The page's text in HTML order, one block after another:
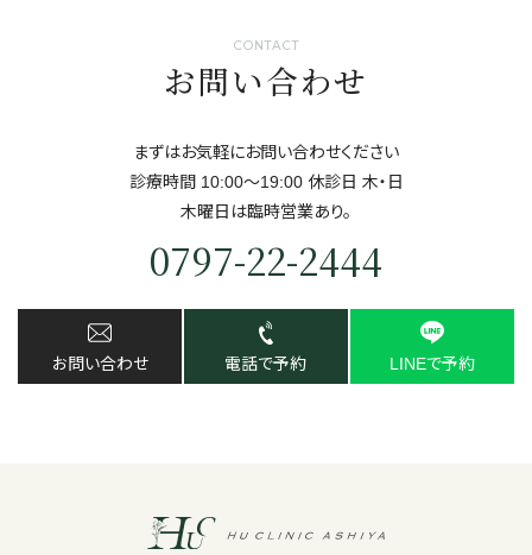
CONTACT
お問い合わせ
まずはお気軽にお問い合わせください
診療時間 10:00～19:00 休診日 ⽊・⽇
⽊曜日は臨時営業あり。
0797-22-2444
お問い合わせ 電話で予約 LINEで予約